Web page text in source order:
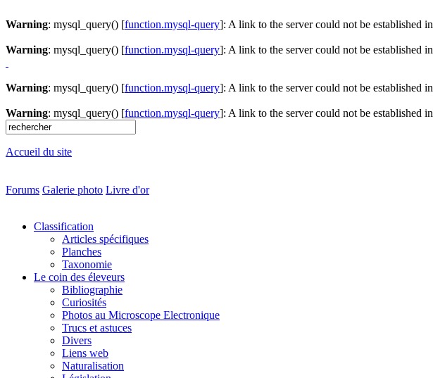
Warning: mysql_query() [function.mysql-query]: A link to the server could not be established in
Warning: mysql_query() [function.mysql-query]: A link to the server could not be established in
Warning: mysql_query() [function.mysql-query]: A link to the server could not be established in
Warning: mysql_query() [function.mysql-query]: A link to the server could not be established in
Accueil du site
Forums Galerie photo Livre d'or
Classification
Articles spécifiques
Planches
Taxonomie
Le coin des éleveurs
Bibliographie
Curiosités
Photos au Microscope Electronique
Trucs et astuces
Divers
Liens web
Naturalisation